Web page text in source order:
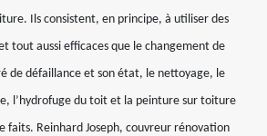
Ils consistent, en principe, à utiliser des
tout aussi efficaces que le changement de
de défaillance et son état, le nettoyage, le
l’hydrofuge du toit et la peinture sur toiture
faits. Reinhard Joseph, couvreur rénovation